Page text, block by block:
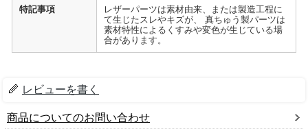
特記事項
レザーパーツは素材由来、または製造工程に
て生じたスレやキズが、 真ちゅう製パーツは
素材特性によるくすみや変色が生じている場
合があります。
レビューを書く
商品についてのお問い合わせ